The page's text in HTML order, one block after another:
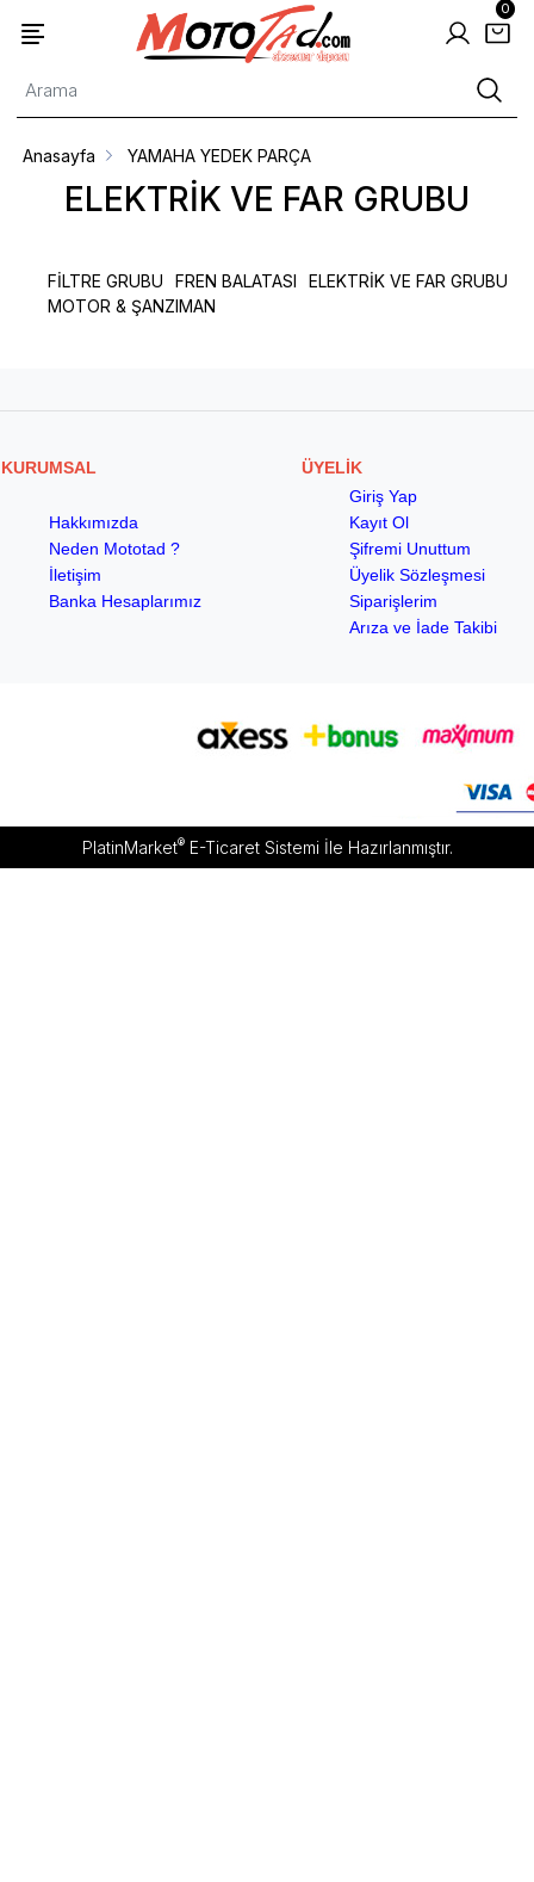
0
ELEKTRİK VE FAR GRUBU
Anasayfa YAMAHA YEDEK PARÇA
FİLTRE GRUBU FREN BALATASI
ELEKTRİK VE FAR GRUBU
MOTOR & ŞANZIMAN
KURUMSAL ÜYELİK
Hakkımızda
Neden Mototad ?
İletişim
Banka Hesaplarımız
Giriş Yap
Kayıt Ol
Şifremi Unuttum
Üyelik Sözleşmesi
Siparişlerim
Arıza ve İade Takibi
PlatinMarket®E-Ticaret Sistemiİle Hazırlanmıştır.